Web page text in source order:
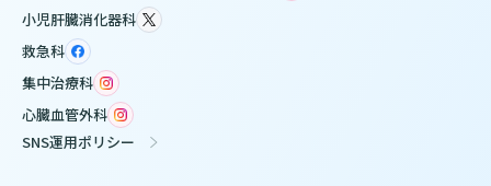
小児肝臓消化器科
救急科
集中治療科
心臓血管外科
SNS運用ポリシー